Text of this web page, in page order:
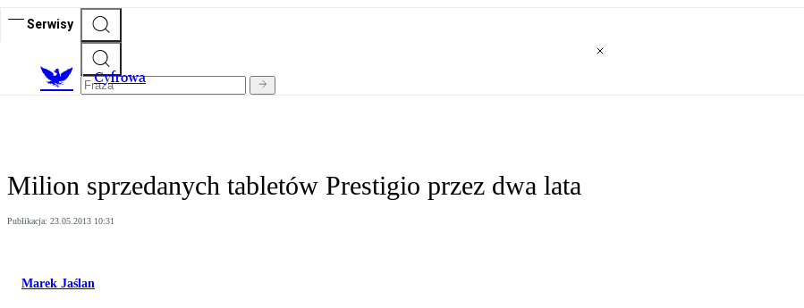
Serwisy
Cyfrowa
Milion sprzedanych tabletów Prestigio przez dwa lata
Publikacja: 23.05.2013 10:31
Marek Jaślan